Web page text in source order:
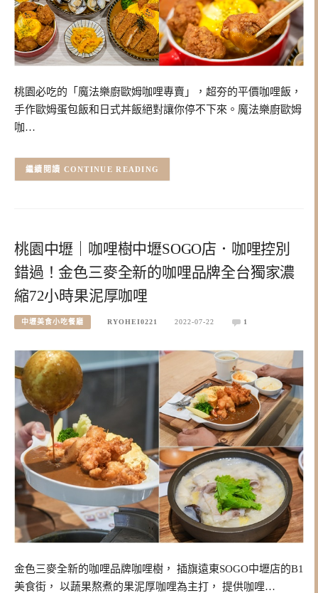
桃園必吃的「魔法樂廚歐姆咖哩專賣」，超夯的平價咖哩飯，
手作歐姆蛋包飯和日式丼飯絕對讓你停不下來。魔法樂廚歐姆
咖…
CONTINUE READING
桃園中壢｜咖哩樹中壢SOGO店．咖哩控別
錯過！金色三麥全新的咖哩品牌全台獨家濃
縮72小時果泥厚咖哩
中壢美食小吃餐廳 RYOHEI0221 2022-07-22 1
金色三麥全新的咖哩品牌咖哩樹， 插旗遠東SOGO中壢店的B1
美食街， 以蔬果熬煮的果泥厚咖哩為主打， 提供咖哩…